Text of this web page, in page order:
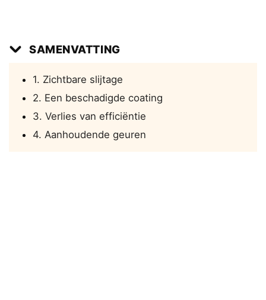
SAMENVATTING
1. Zichtbare slijtage
2. Een beschadigde coating
3. Verlies van efficiëntie
4. Aanhoudende geuren